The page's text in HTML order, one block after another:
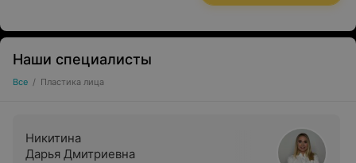
Наши специалисты
Все / Пластика лица
Никитина
Дарья Дмитриевна